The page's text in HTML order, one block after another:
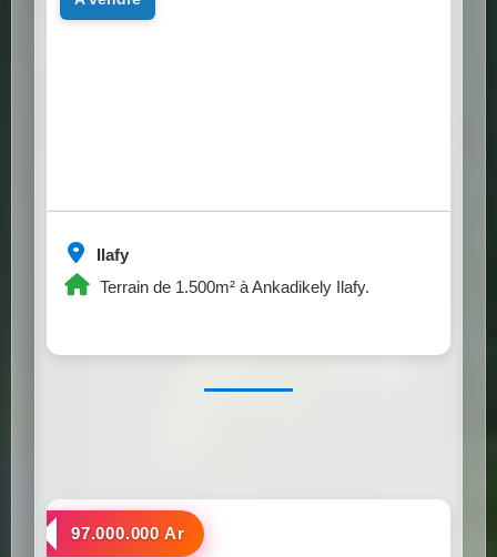
Ilafy
Terrain de 1.500m² à Ankadikely Ilafy.
a vendre
97.000.000 Ar